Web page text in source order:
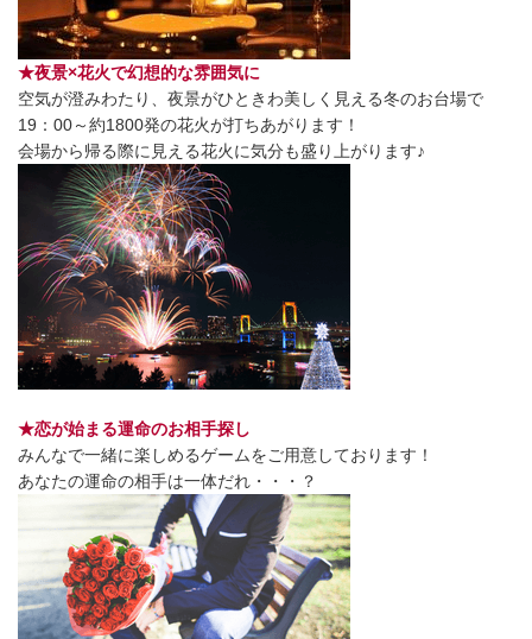
★夜景×花火で幻想的な雰囲気に
空気が澄みわたり、夜景がひときわ美しく見える冬のお台場で
19：00～約1800発の花火が打ちあがります！
会場から帰る際に見える花火に気分も盛り上がります♪
★恋が始まる運命のお相手探し
みんなで一緒に楽しめるゲームをご用意しております！
あなたの運命の相手は一体だれ・・・？